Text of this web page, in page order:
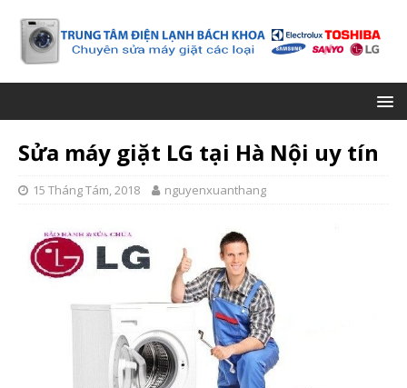
Sửa máy giặt LG tại Hà Nội uy tín
15 Tháng Tám, 2018 nguyenxuanthang